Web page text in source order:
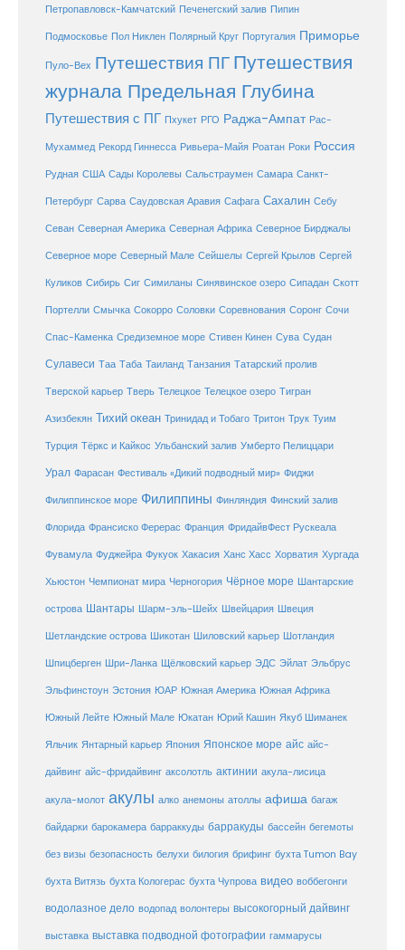
Петропавловск-Камчатский Печенегский залив Пипин
Подмосковье Пол Никлен Полярный Круг Португалия Приморье
Пуло-Вех Путешествия ПГ Путешествия
журнала Предельная Глубина
Путешествия с ПГ Пхукет РГО Раджа-Ампат Рас-
Мухаммед Рекорд Гиннесса Ривьера-Майя Роатан Роки Россия
Рудная США Сады Королевы Сальстраумен Самара Санкт-
Петербург Сарва Саудовская Аравия Сафага Сахалин Себу
Севан Северная Америка Северная Африка Северное Бирджалы
Северное море Северный Мале Сейшелы Сергей Крылов Сергей
Куликов Сибирь Сиг Симиланы Синявинское озеро Сипадан Скотт
Портелли Смычка Сокорро Соловки Соревнования Соронг Сочи
Спас-Каменка Средиземное море Стивен Кинен Сува Судан
Сулавеси Таа Таба Таиланд Танзания Татарский пролив
Тверской карьер Тверь Телецкое Телецкое озеро Тигран
Азизбекян Тихий океан Тринидад и Тобаго Тритон Трук Туим
Турция Тёркс и Кайкос Ульбанский залив Умберто Пелиццари
Урал Фарасан Фестиваль «Дикий подводный мир» Фиджи
Филиппинское море Филиппины Финляндия Финский залив
Флорида Франсиско Ферерас Франция ФридайвФест Рускеала
Фувамула Фуджейра Фукуок Хакасия Ханс Хасс Хорватия Хургада
Хьюстон Чемпионат мира Черногория Чёрное море Шантарские
острова Шантары Шарм-эль-Шейх Швейцария Швеция
Шетландские острова Шикотан Шиловский карьер Шотландия
Шпицберген Шри-Ланка Щёлковский карьер ЭДС Эйлат Эльбрус
Эльфинстоун Эстония ЮАР Южная Америка Южная Африка
Южный Лейте Южный Мале Юкатан Юрий Кашин Якуб Шиманек
Яльчик Янтарный карьер Япония Японское море айс айс-
дайвинг айс-фридайвинг аксолотль актинии акула-лисица
акула-молот акулы алко анемоны атоллы афиша багаж
байдарки барокамера барраккуды барракуды бассейн бегемоты
без визы безопасность белухи билогия брифинг бухта Tumon Bay
бухта Витязь бухта Кологерас бухта Чупрова видео воббегонги
водолазное дело водопад волонтеры высокогорный дайвинг
выставка выставка подводной фотографии гаммарусы